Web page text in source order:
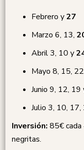
Febrero y27
Marzo 6, 13,
Abril 3, 10 y
Mayo 8, 15,
Junio 9, 12, 19
Julio 3, 10, 17,
Inversión: 85€ cada
negritas.